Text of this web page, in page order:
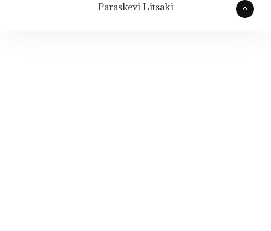
Paraskevi Litsaki